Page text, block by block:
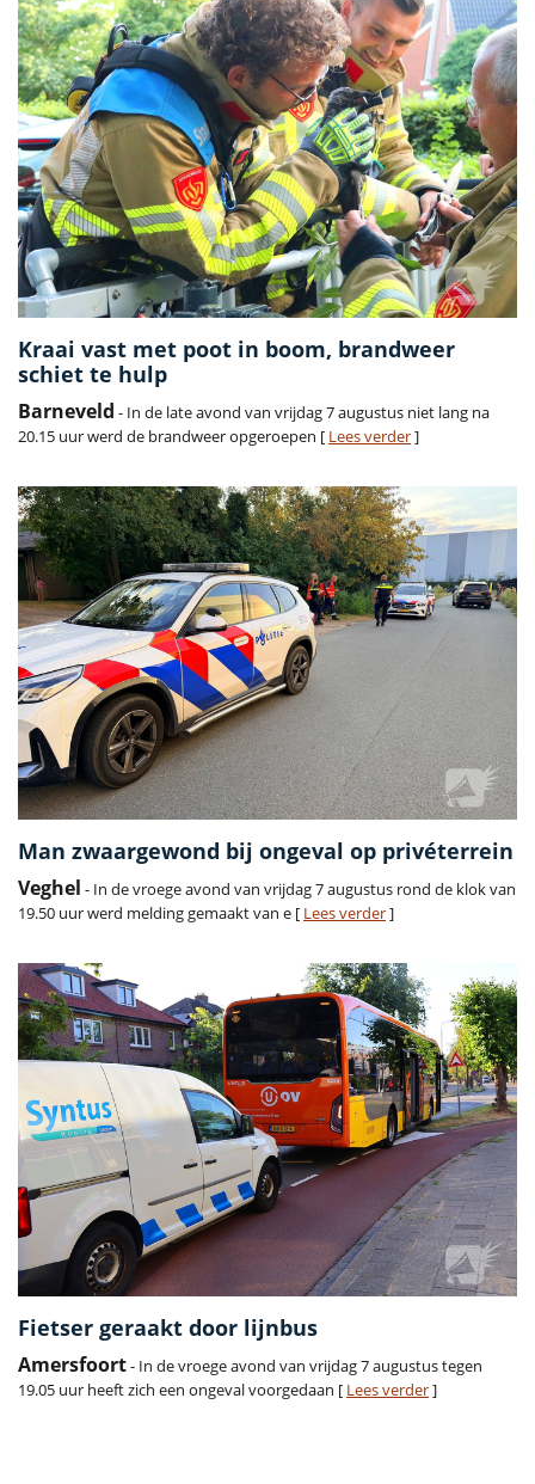
Kraai vast met poot in boom, brandweer
schiet te hulp
Barneveld - In de late avond van vrijdag 7 augustus niet lang na
20.15 uur werd de brandweer opgeroepen [ Lees verder]
Man zwaargewond bij ongeval op privéterrein
Veghel - In de vroege avond van vrijdag 7 augustus rond de klok van
19.50 uur werd melding gemaakt van e [ Lees verder]
Fietser geraakt door lijnbus
Amersfoort- In de vroege avond van vrijdag 7 augustus tegen
19.05 uur heeft zich een ongeval voorgedaan [ Lees verder]